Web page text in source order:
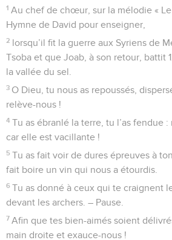
1 Au chef de chœur, sur la mélodie «
Hymne de David pour enseigner,
2 lorsqu’il fit la guerre aux Syriens de
Tsoba et que Joab, à son retour, battit
la vallée du sel.
3 O Dieu, tu nous as repoussés,
relève-nous !
4 Tu as ébranlé la terre, tu l’as fendue :
car elle est vacillante !
5 Tu as fait voir de dures épreuves à
fait boire un vin qui nous a étourdis.
6 Tu as donné à ceux qui te craignent
devant les archers. – Pause.
7 Afin que tes bien-aimés soient
main droite et exauce-nous !